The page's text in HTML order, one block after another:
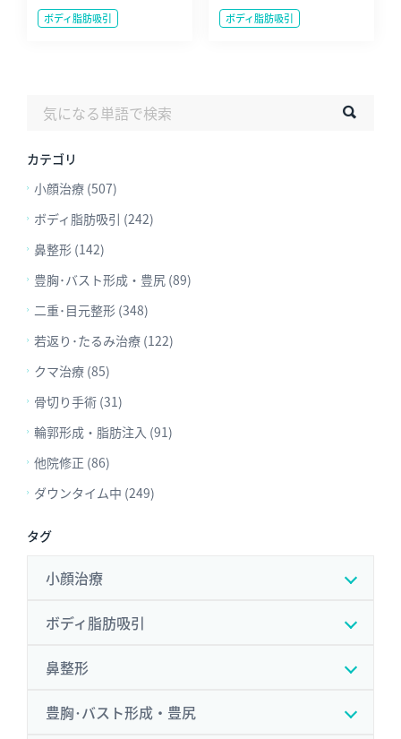
ボディ脂肪吸引 ボディ脂肪吸引
カテゴリ
小顔治療 (507)
ボディ脂肪吸引 (242)
鼻整形 (142)
豊胸･バスト形成・豊尻 (89)
二重･目元整形 (348)
若返り･たるみ治療 (122)
クマ治療 (85)
骨切り手術 (31)
輪郭形成・脂肪注入 (91)
他院修正 (86)
ダウンタイム中 (249)
タグ
小顔治療
ボディ脂肪吸引
鼻整形
豊胸･バスト形成・豊尻